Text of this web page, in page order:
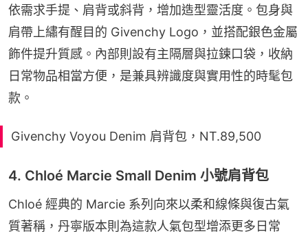
依需求手提、肩背或斜背，增加造型靈活度。包身與
肩帶上繡有醒目的 Givenchy Logo，並搭配銀色金屬
飾件提升質感。內部則設有主隔層與拉鍊口袋，收納
日常物品相當方便，是兼具辨識度與實用性的時髦包
款。
Givenchy Voyou Denim 肩背包，NT.89,500
4. Chloé Marcie Small Denim 小號肩背包
Chloé 經典的 Marcie 系列向來以柔和線條與復古氣
質著稱，丹寧版本則為這款人氣包型增添更多日常